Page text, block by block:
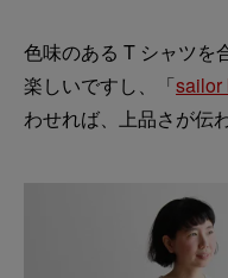
色味のある T シャツを
楽しいですし、「sailor
わせれば、上品さが伝